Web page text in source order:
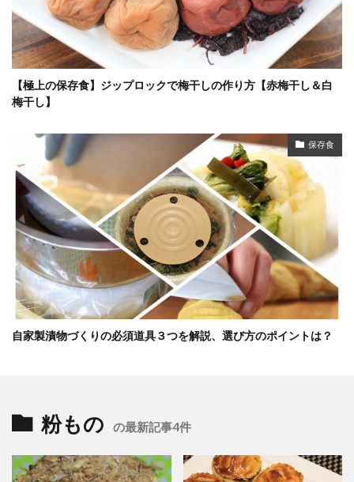
【極上の保存食】ジップロックで梅干しの作り方【赤梅干し＆白
梅干し】
保存食
自家製漬物づくりの必須道具３つを解説、選び方のポイントは？
粉もの の最新記事4件